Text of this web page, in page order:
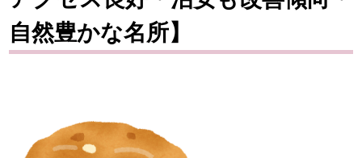
自然豊かな名所】